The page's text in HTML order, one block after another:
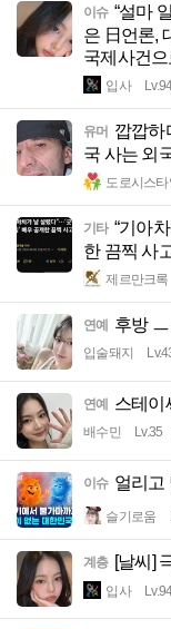
이슈 “설마
은 日언론,
국제사건
입사
유머 깝깝하
국 사는 외
도로시스타
기타 “기아
한 끔찍 사
제르만크록
연예 후방
입술돼지
연예 스테이
배수민 Lv.35
이슈 얼리고
슬기로움
계층 [날씨]
입사